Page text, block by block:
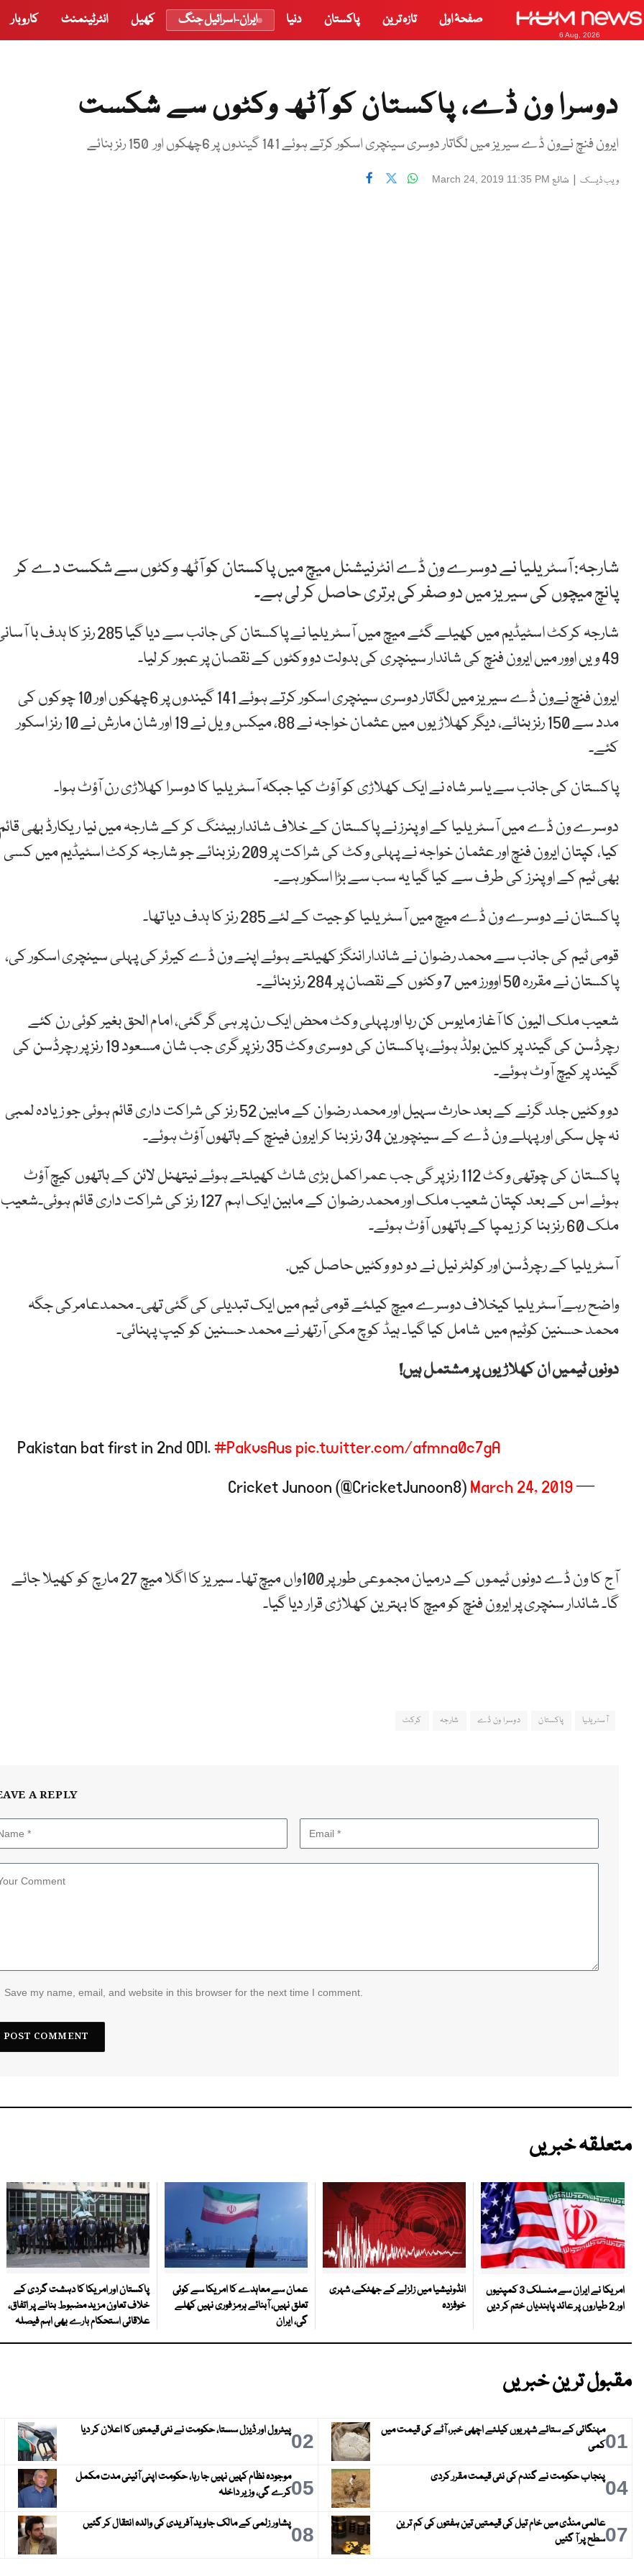
6 Aug, 2026
صفحۂ اول تازہ ترین پاکستان دنیا ایران-اسرائیل جنگ کھیل انٹرٹینمنٹ کاروبار
دوسرا ون ڈے، پاکستان کو آٹھ وکٹوں سے شکست
ایرون فنچ نےون ڈے سیریز میں لگاتار دوسری سینچری اسکور کرتے ہوئے 141 گیندوں پر 6چھکوں اور 150 رنز بنائے
ویب ڈیسک | شائع March 24, 2019 11:35 PM
شارجہ: آسٹریلیا نے دوسرے ون ڈے انٹرنیشنل میچ میں پاکستان کو آٹھ وکٹوں سے شکست دے کر
پانچ میچوں کی سیریز میں دو صفر کی برتری حاصل کر لی ہے۔
شارجہ کرکٹ اسٹیڈیم میں کھیلے گئے میچ میں آسٹریلیا نے پاکستان کی جانب سے دیا گیا 285 رنز کا
49 ویں اوور میں ایرون فنچ کی شاندار سینچری کی بدولت دو وکٹوں کے نقصان پر عبور کر لیا۔
ایرون فنچ نےون ڈے سیریز میں لگاتار دوسری سینچری اسکور کرتے ہوئے 141 گیندوں پر 6چھکوں اور 10 چوکوں کی
مدد سے 150 رنز بنائے، دیگر کھلاڑیوں میں عثمان خواجہ نے 88، میکس ویل نے 19 اور شان مارش نے 10 رنز اسکور
کئے۔
پاکستان کی جانب سے یاسر شاہ نے ایک کھلاڑی کو آؤٹ کیا جبکہ آسٹریلیا کا دوسرا کھلاڑی رن آؤٹ ہوا۔
دوسرے ون ڈے میں آسٹریلیا کے اوپنرز نے پاکستان کے خلاف شاندار بیٹنگ کر کے شارجہ میں نیا ریکارڈ بھی
کیا، کپتان ایرون فنچ اور عثمان خواجہ نے پہلی وکٹ کی شراکت پر 209 رنز بنائے جو شارجہ کرکٹ اسٹیڈیم میں کسی
بھی ٹیم کے اوپنرز کی طرف سے کیا گیا یہ سب سے بڑا اسکور ہے۔
پاکستان نے دوسرے ون ڈے میچ میں آسٹریلیا کو جیت کے لئے 285 رنز کا ہدف دیا تھا۔
قومی ٹیم کی جانب سے محمد رضوان نے شاندار اننگز کھیلتے ہوئے اپنے ون ڈے کیرئر کی پہلی سینچری اسکور کی،
پاکستان نے مقررہ 50 اوورز میں 7 وکٹوں کے نقصان پر 284 رنز بنائے۔
شعیب ملک الیون کا آغاز مایوس کن رہا اور پہلی وکٹ محض ایک رن پر ہی گر گئی، امام الحق بغیر کوئی رن کئے
رچرڈسن کی گیند پر کلین بولڈ ہوئے، پاکستان کی دوسری وکٹ 35 رنز پر گری جب شان مسعود 19 رنز پر رچرڈسن کی
گیند پر کیچ آوٹ ہوئے۔
دو وکٹیں جلد گرنے کے بعد حارث سہیل اور محمد رضوان کے مابین 52 رنز کی شراکت داری قائم ہوئی جو زیادہ لمبی
نہ چل سکی اور پہلے ون ڈے کے سینچورین 34 رنز بنا کر ایرون فینچ کے ہاتھوں آؤٹ ہوئے۔
پاکستان کی چوتھی وکٹ 112 رنز پر گی جب عمر اکمل بڑی شاٹ کھیلتے ہوئے نیتھنل لائن کے ہاتھوں کیچ آؤٹ
ہوئے اس کے بعد کپتان شعیب ملک اور محمد رضوان کے مابین ایک اہم 127 رنز کی شراکت داری قائم ہوئی۔شعیب
ملک 60 رنز بنا کر زیمپا کے ہاتھوں آؤٹ ہوئے۔
آسٹریلیا کے رچرڈسن اور کولٹر نیل نے دو دو وکٹیں حاصل کیں.
واضح رہےآسٹریلیا کیخلاف دوسرے میچ کیلئے قومی ٹیم میں ایک تبدیلی کی گئی تھی۔ محمدعامرکی جگہ
محمد حسنین کوٹیم میں شامل کیا گیا۔ ہیڈ کوچ مکی آرتھر نے محمد حسنین کو کیپ پہنائی۔
دونوں ٹیمیں ان کھلاڑیوں پر مشتمل ہیں!
Pakistan bat first in 2nd ODI.#PakvsAuspic.twitter.com/afmna0c7gA
— Cricket Junoon (@CricketJunoon8)
March 24, 2019
آج کا ون ڈے دونوں ٹیموں کے درمیان مجموعی طور پر 100واں میچ تھا۔ سیریز کا اگلا میچ 27 مارچ کو کھیلا جائے
گا۔ شاندار سنچری پر ایرون فنچ کو میچ کا بہترین کھلاڑی قرار دیا گیا۔
آسٹریلیا پاکستان دوسرا ون ڈے شارجہ کرکٹ
A REPLY
Save my name, email, and website in this browser for the next time I comment.
متعلقہ خبریں
امریکا نے ایران سے منسلک 3 کمپنیوں
اور 2 طیاروں پر عائد پابندیاں ختم کر دیں
انڈونیشیا میں زلزلے کے جھٹکے، شہری
خوفزدہ
عمان سے معاہدے کا امریکا سے کوئی
تعلق نہیں، آبنائے ہرمز فوری نہیں کھلے
گی، ایران
پاکستان اور امریکا کا دہشت گردی کے
خلاف تعاون مزید مضبوط بنانے پر اتفاق،
علاقائی استحکام بارے بھی اہم فیصلہ
مقبول ترین خبریں
01مہنگائی کے ستائے شہریوں کیلئے اچھی خبر، آٹے کی قیمت میں
کمی
02پیٹرول اور ڈیزل سستا، حکومت نے نئی قیمتوں کا اعلان کر دیا
04پنجاب حکومت نے گندم کی نئی قیمت مقرر کردی 05موجودہ نظام کہیں نہیں جا رہا، حکومت اپنی آئینی مدت مکمل
کرے گی، وزیر داخلہ
07عالمی منڈی میں خام تیل کی قیمتیں تین ہفتوں کی کم ترین
سطح پر آ گئیں
08پشاور زلمی کے مالک جاوید آفریدی کی والدہ انتقال کر گئیں